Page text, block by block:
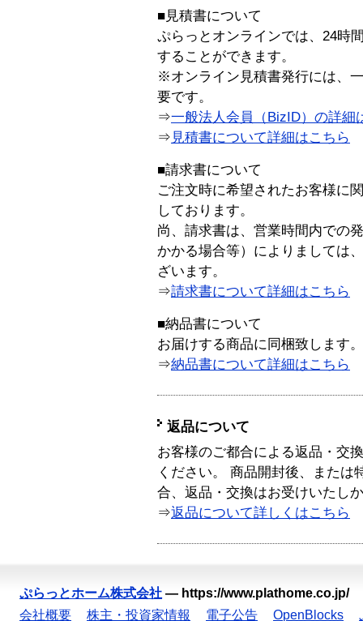
■見積書について
ぷらっとオンラインでは、24時
することができます。
※オンライン見積書発行には、
要です。
⇒一般法人会員（BizID）の詳細
⇒ 見積書について詳細はこちら
■請求書について
ご注文時に希望されたお客様に
しております。
尚、請求書は、営業時間内での
かかる場合等）によりましては
ざいます。
⇒請求書について詳細はこちら
■納品書について
お届けする商品に同梱致します。
⇒納品書について詳細はこちら
返品について
お客様のご都合による返品・交
ください。 商品開封後、または
合、返品・交換はお受けいたし
⇒返品について詳しくはこちら
ぷらっとホーム株式会社 — https://www.plathome.co.jp/
会社概要
株主・投資家情報 電子公告 OpenBlocks